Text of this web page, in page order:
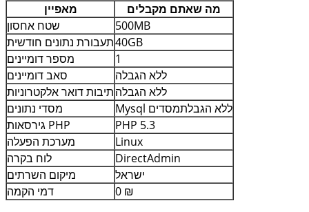
מאפיין
מה שאתם מקבלים
שטח אחסון
500MB
תעבורת נתונים חודשית40GB
מספר דומיינים
1
סאב דומיינים
ללא הגבלה
תיבות דואר אלקטרוניותללא הגבלה
מסדי נתונים
Mysql ללא הגבלתמסדים
PHP
PHP 5.3
מערכת הפעלה
Linux
לוח בקרה
DirectAdmin
מיקום השרתים
ישראל
דמי הקמה
0 ₪